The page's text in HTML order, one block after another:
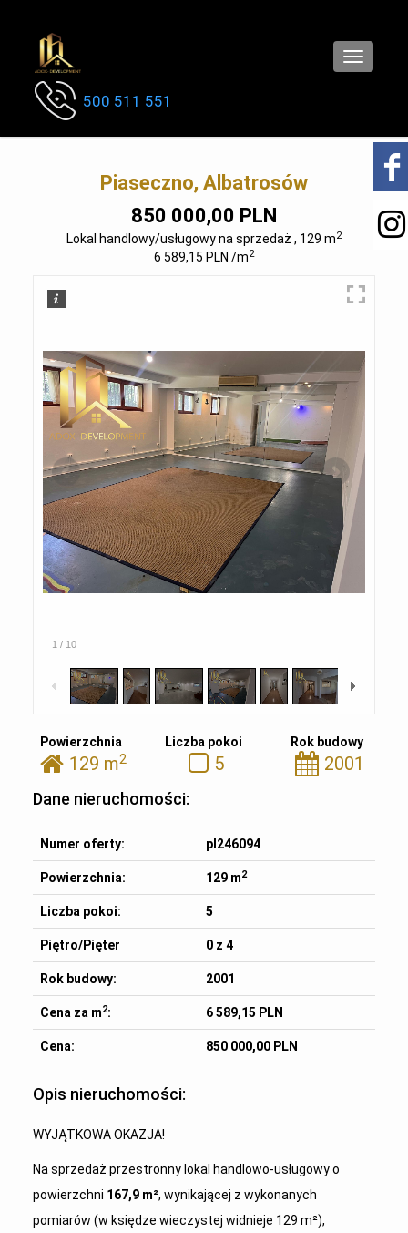
Toggle
500 511 551
Piaseczno, Albatrosów
850 000,00 PLN
Lokal handlowy/usługowy na sprzedaż , 129 m2
6 589,15 PLN /m2
1 / 10
Powierzchnia
129 m2
Liczba pokoi
5
Rok budowy
2001
Dane nieruchomości:
Numer oferty: pl246094
Powierzchnia: 129 m2
Liczba pokoi: 5
Piętro/Pięter 0 z 4
Rok budowy: 2001
Cena za m2: 6 589,15 PLN
Cena: 850 000,00 PLN
Opis nieruchomości:
WYJĄTKOWA OKAZJA!
Na sprzedaż przestronny lokal handlowo-usługowy o
powierzchni 167,9 m², wynikającej z wykonanych
pomiarów (w księdze wieczystej widnieje 129 m²),